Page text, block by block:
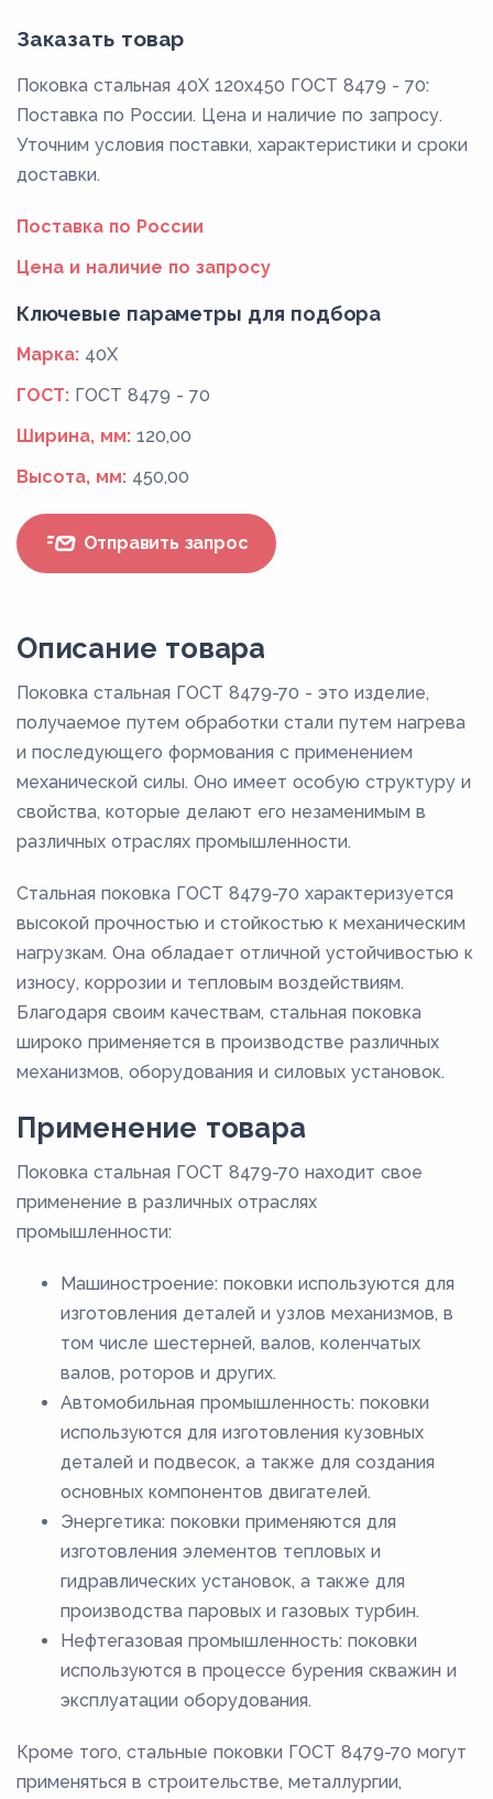
Заказать товар
Поковка стальная 40Х 120x450 ГОСТ 8479 - 70:
Поставка по России. Цена и наличие по запросу.
Уточним условия поставки, характеристики и сроки
доставки.
Поставка по России
Цена и наличие по запросу
Ключевые параметры для подбора
Марка: 40Х
ГОСТ: ГОСТ 8479 - 70
Ширина, мм: 120,00
Высота, мм: 450,00
Отправить запрос
Описание товара
Поковка стальная ГОСТ 8479-70 - это изделие,
получаемое путем обработки стали путем нагрева
и последующего формования с применением
механической силы. Оно имеет особую структуру и
свойства, которые делают его незаменимым в
различных отраслях промышленности.
Стальная поковка ГОСТ 8479-70 характеризуется
высокой прочностью и стойкостью к механическим
нагрузкам. Она обладает отличной устойчивостью к
износу, коррозии и тепловым воздействиям.
Благодаря своим качествам, стальная поковка
широко применяется в производстве различных
механизмов, оборудования и силовых установок.
Применение товара
Поковка стальная ГОСТ 8479-70 находит свое
применение в различных отраслях
промышленности:
Машиностроение: поковки используются для
изготовления деталей и узлов механизмов, в
том числе шестерней, валов, коленчатых
валов, роторов и других.
Автомобильная промышленность: поковки
используются для изготовления кузовных
деталей и подвесок, а также для создания
основных компонентов двигателей.
Энергетика: поковки применяются для
изготовления элементов тепловых и
гидравлических установок, а также для
производства паровых и газовых турбин.
Нефтегазовая промышленность: поковки
используются в процессе бурения скважин и
эксплуатации оборудования.
Кроме того, стальные поковки ГОСТ 8479-70 могут
применяться в строительстве, металлургии,